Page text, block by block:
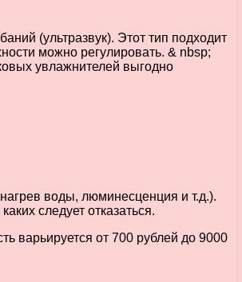
(ультразвук). Этот тип подходит
можно регулировать. & nbsp;
увлажнителей выгодно
воды, люминесценция и т.д.).
следует отказаться.
варьируется от 700 рублей до 9000